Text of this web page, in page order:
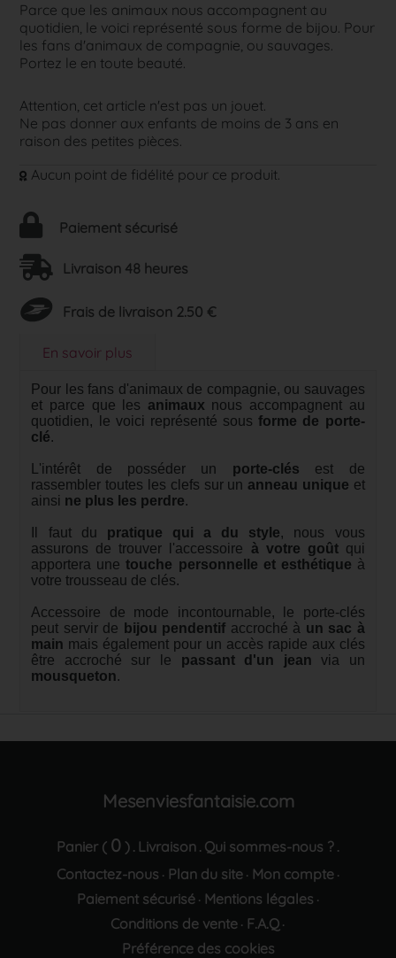
Parce que les animaux nous accompagnent au
quotidien, le voici représenté sous forme de bijou. Pour
les fans d'animaux de compagnie, ou sauvages.
Portez le en toute beauté.
Attention, cet article n'est pas un jouet.
Ne pas donner aux enfants de moins de 3 ans en
raison des petites pièces.
Aucun point de fidélité pour ce produit.
Paiement sécurisé
Livraison 48 heures
Frais de livraison 2.50 €
En savoir plus
Pour les fans d'animaux de compagnie, ou sauvages
et parce que les animaux nous accompagnent au
quotidien, le voici représenté sousforme de porte-
clé.
L'intérêt de posséder un porte-clés est de
rassembler toutes les clefs sur un anneau unique et
ainsi ne plus les perdre.
Il faut du pratique qui a du style, nous vous
assurons de trouver l'accessoire à votre goûtqui
apportera unetouche personnelle et esthétique à
votre trousseau de clés.
Accessoire de mode incontournable, le porte-clés
peut servir de bijou pendentif accroché à un sac à
main mais également pour un accès rapide aux clés
être accroché sur le passant d'un jean via un
mousqueton.
Mesenviesfantaisie.com
Panier ( 0 ) . Livraison . Qui sommes-nous ? .
Contactez-nous · Plan du site· Mon compte·
Paiement sécurisé· Mentions légales ·
Conditions de vente · F.A.Q ·
Préférence des cookies